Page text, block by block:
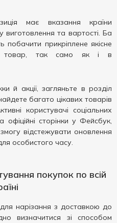
має вказання країни
виготовлення та вартості. Ба
побачити прикріплене якісне
товар, так само як і в
й акції, загляньте в розділ
багато цікавих товарів
користувачі соціальних
сторінки у Фейсбук,
відстежувати оновлення
особистого часу.
покупок по всій
нарізання з доставкою до
визначитися зі способом